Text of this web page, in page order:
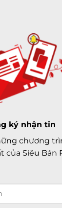
ký nhận tin
chương
của Siêu Bán